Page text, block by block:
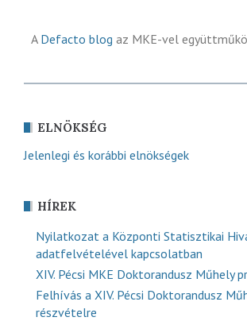
A Defacto blog az MKE-vel
ELNÖKSÉG
Jelenlegi és korábbi elnökségek
HÍREK
Nyilatkozat a Központi Statisztikai
adatfelvételével kapcsolatban
XIV. Pécsi MKE Doktorandusz Műhely
Felhívás a XIV. Pécsi Doktorandusz
részvételre